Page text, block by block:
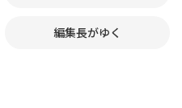
編集長がゆく